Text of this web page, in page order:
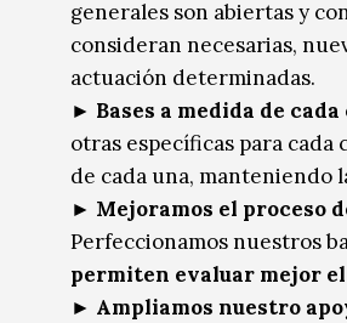
generales son abiertas y
consideran necesarias,
actuación determinadas.
► Bases a medida de
otras específicas para
de cada una, manteniendo
► Mejoramos el proceso
Perfeccionamos nuestros
permiten evaluar mejor
► Ampliamos nuestro